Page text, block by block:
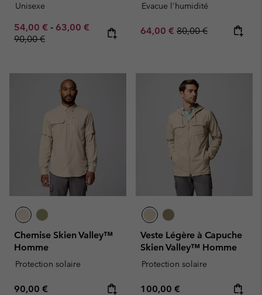
Unisexe
Minimum sale price:
54,00 € - Maximum sale price:
63,00 € Regular price:
90,00 €
Evacue l'humidité
Sale price:
64,00 € Regular price:
80,00 €
Chemise Skien Valley™
Homme
Protection solaire
Regular price:
90,00 €
Veste Légère à Capuche
Skien Valley™ Homme
Protection solaire
Regular price:
100,00 €